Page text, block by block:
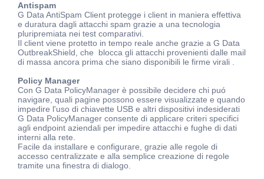
Antispam
G Data AntiSpam Client protegge i client in maniera effettiva
e duratura dagli attacchi spam grazie a una tecnologia
pluripremiata nei test comparativi.
Il client viene protetto in tempo reale anche grazie a G Data
OutbreakShield, che blocca gli attacchi provenienti dalle mail
di massa ancora prima che siano disponibili le firme virali .
Policy Manager
Con G Data PolicyManager è possibile decidere chi puó
navigare, quali pagine possono essere visualizzate e quando
impedire l'uso di chiavette USB e altri dispositivi indesiderati
G Data PolicyManager consente di applicare criteri specifici
agli endpoint aziendali per impedire attacchi e fughe di dati
interni alla rete.
Facile da installare e configurare, grazie alle regole di
accesso centralizzate e alla semplice creazione di regole
tramite una finestra di dialogo.